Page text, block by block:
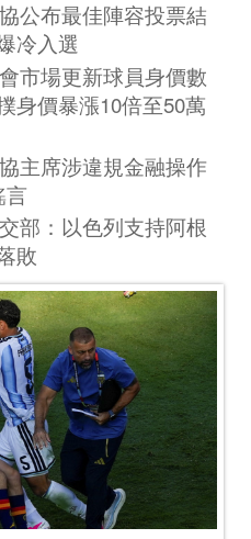
程一次睇晒
文看清各比賽時間